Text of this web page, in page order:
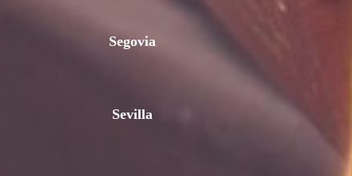
Segovia
Sevilla